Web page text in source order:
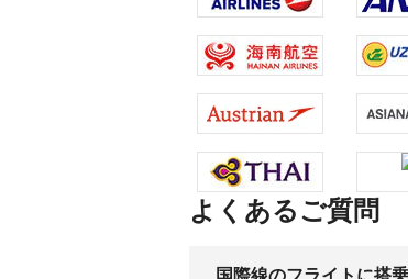
よくあるご質問
国際線のフライトに搭